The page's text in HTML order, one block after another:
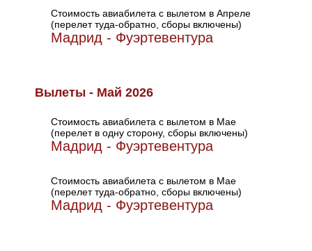
Стоимость авиабилета с вылетом в Апреле
(перелет туда-обратно, сборы включены)
Мадрид - Фуэртевентура
Вылеты - Май 2026
Стоимость авиабилета с вылетом в Мае
(перелет в одну сторону, сборы включены)
Мадрид - Фуэртевентура
Стоимость авиабилета с вылетом в Мае
(перелет туда-обратно, сборы включены)
Мадрид - Фуэртевентура